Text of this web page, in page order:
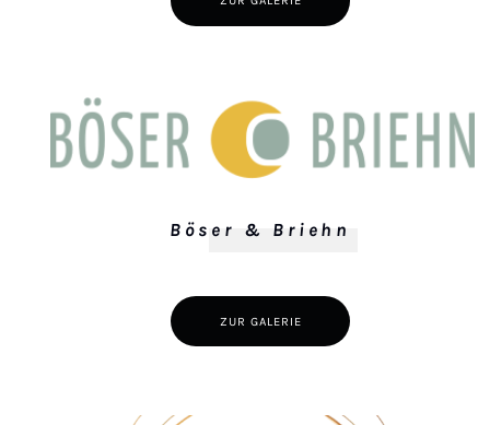
Böser & Briehn
ZUR GALERIE